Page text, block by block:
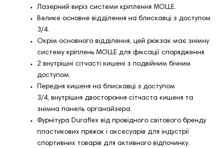
Лазерний виріз системи кріплення MOLLE.
Велике основне відділення на блискавці з доступом
3/4.
Окрім основного відділення, цей рюкзак має знімну
систему кріплень MOLLE для фіксації спорядження.
2 внутрішні сітчасті кишені з подвійним бічним
доступом.
Передня кишеня на блискавці з доступом
3/4, внутрішня двостороння сітчаста кишеня та
знімна панель органайзера.
Фурнітура Duraflex від провідного світового бренду
пластикових пряжок і аксесуарів для індустрії
спортивних товарів для активного відпочинку.